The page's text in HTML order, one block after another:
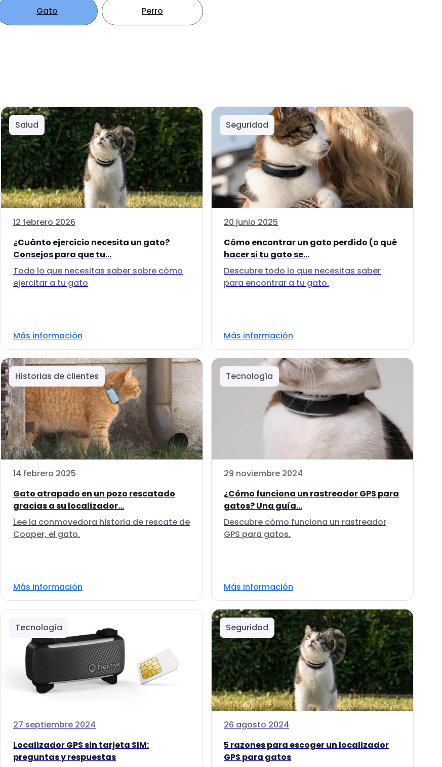
Gato Perro
Salud
12 febrero 2026
¿Cuánto ejercicio necesita un gato?
Consejos para que tu...
Todo lo que necesitas saber sobre cómo
ejercitar a tu gato
Más información
Seguridad
20 junio 2025
Cómo encontrar un gato perdido (o qué
hacer si tu gato se...
Descubre todo lo que necesitas saber
para encontrar a tu gato.
Más información
Historias de clientes
14 febrero 2025
Gato atrapado en un pozo rescatado
gracias a su localizador...
Lee la conmovedora historia de rescate de
Cooper, el gato.
Más información
Tecnología
29 noviembre 2024
¿Cómo funciona un rastreador GPS para
gatos? Una guía...
Descubre cómo funciona un rastreador
GPS para gatos.
Más información
Tecnología
27 septiembre 2024
Localizador GPS sin tarjeta SIM:
preguntas y respuestas
Seguridad
26 agosto 2024
5 razones para escoger un localizador
GPS para gatos